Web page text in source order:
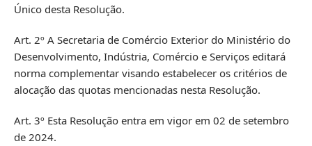
Único desta Resolução.
Art. 2º A Secretaria de Comércio Exterior do Ministério do
Desenvolvimento, Indústria, Comércio e Serviços editará
norma complementar visando estabelecer os critérios de
alocação das quotas mencionadas nesta Resolução.
Art. 3º Esta Resolução entra em vigor em 02 de setembro
de 2024.